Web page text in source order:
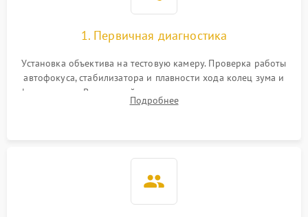
1. Первичная диагностика
Установка объектива на тестовую камеру. Проверка работы
автофокуса, стабилизатора и плавности хода колец зума и
фокусировки. Визуальный осмотр линз на наличие царапин,
грибка, пыли и оценка состояния контактов байонета.
Подробнее